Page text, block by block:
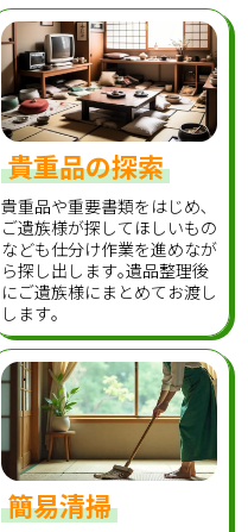
貴重品の探索
貴重品や重要書類をはじめ､
ご遺族様が探してほしいもの
なども仕分け作業を進めなが
ら探し出します｡遺品整理後
にご遺族様にまとめてお渡し
します｡
簡易清掃